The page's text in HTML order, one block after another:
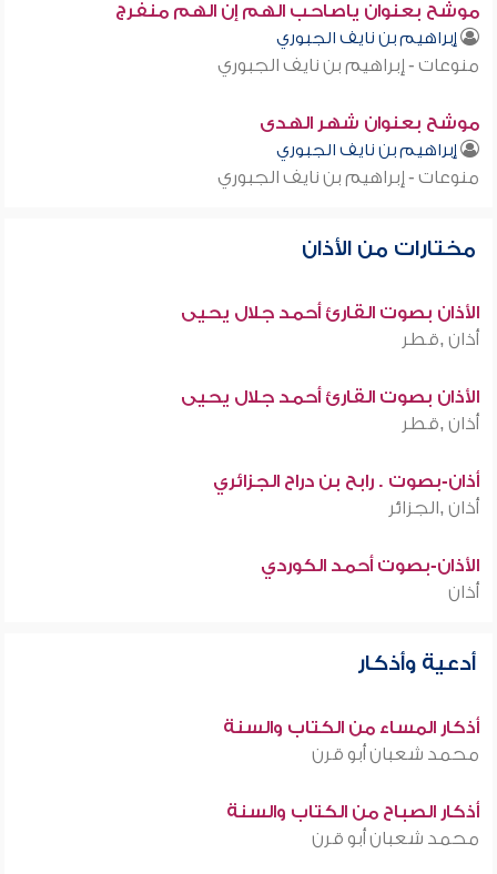
موشح بعنوان ياصاحب الهم إن الهم منفرج
إبراهيم بن نايف الجبوري
منوعات - إبراهيم بن نايف الجبوري
موشح بعنوان شهر الهدى
إبراهيم بن نايف الجبوري
منوعات - إبراهيم بن نايف الجبوري
مختارات من الأذان
الأذان بصوت القارئ أحمد جلال يحيى
أذان ,قطر
الأذان بصوت القارئ أحمد جلال يحيى
أذان ,قطر
أذان-بصوت . رابح بن دراح الجزائري
أذان ,الجزائر
الأذان-بصوت أحمد الكوردي
أذان
أدعية وأذكار
أذكار المساء من الكتاب والسنة
محمد شعبان أبو قرن
أذكار الصباح من الكتاب والسنة
محمد شعبان أبو قرن